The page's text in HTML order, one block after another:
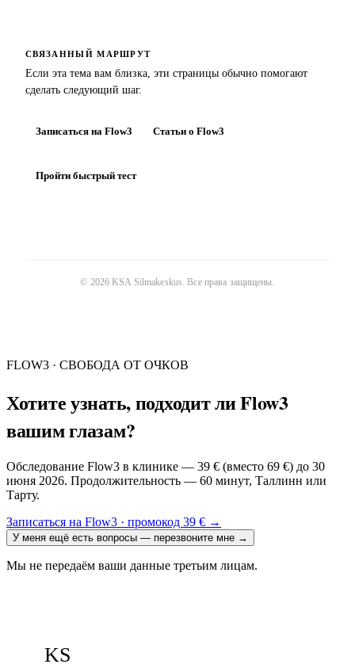
СВЯЗАННЫЙ МАРШРУТ
Если эта тема вам близка, эти страницы обычно помогают
сделать следующий шаг.
Записаться на Flow3 Статьи о Flow3
Пройти быстрый тест
© 2026 KSA Silmakeskus. Все права защищены.
FLOW3 · СВОБОДА ОТ ОЧКОВ
Хотите узнать, подходит ли Flow3
вашим глазам?
Обследование Flow3 в клинике — 39 € (вместо 69 €) до 30
июня 2026. Продолжительность — 60 минут, Таллинн или
Тарту.
Записаться на Flow3 · промокод 39 € →
У меня ещё есть вопросы — перезвоните мне →
Мы не передаём ваши данные третьим лицам.
KS